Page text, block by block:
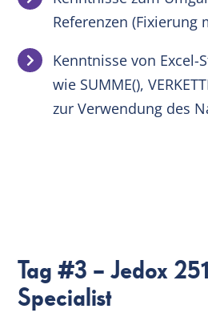
Referenzen (Fixierung
Kenntnisse von
wie SUMME(),
zur Verwendung des
Tag #3 – Jedox
Specialist